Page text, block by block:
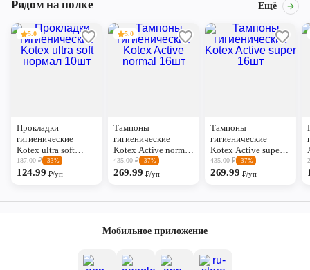
Рядом на полке Ещё
5.0
Прокладки
гигиенические
Kotex ultra soft
нормал 10шт
187.00₽ -33%
124.99 ₽/уп
5.0
Тампоны
гигиенические
Kotex Active normal
16шт
435.00₽ -37%
269.99 ₽/уп
Тампоны
гигиенические
Kotex Active super
16шт
435.00₽ -37%
269.99 ₽/уп
Мобильное приложение